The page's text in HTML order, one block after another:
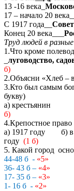
13 -16 века_
17 – начало 20
С 1917 года__
Конец 20 века___
Труд людей в
1.Что кроме
луговодство,
б)
2.Объясни «Хлеб –
3.Кто был самым
букву)
а) крестьянин
б)
4.Крепостное
а) 1917 году б)
году (1 б)
5. Какой город
44-48 б - «5»
36- 43 б – «4»
17- 35 б – «3»
1- 16 б - «2»